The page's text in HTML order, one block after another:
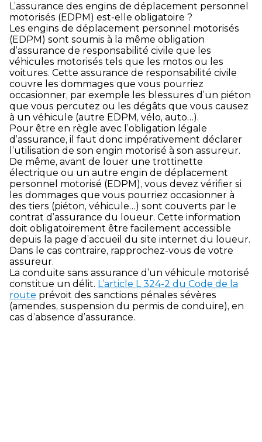
L’assurance des engins de déplacement personnel
motorisés (EDPM) est-elle obligatoire ?
Les engins de déplacement personnel motorisés
(EDPM) sont soumis à la même obligation
d’assurance de responsabilité civile que les
véhicules motorisés tels que les motos ou les
voitures. Cette assurance de responsabilité civile
couvre les dommages que vous pourriez
occasionner, par exemple les blessures d’un piéton
que vous percutez ou les dégâts que vous causez
à un véhicule (autre EDPM, vélo, auto…).
Pour être en règle avec l’obligation légale
d’assurance, il faut donc impérativement déclarer
l’utilisation de son engin motorisé à son assureur.
De même, avant de louer une trottinette
électrique ou un autre engin de déplacement
personnel motorisé (EDPM), vous devez vérifier si
les dommages que vous pourriez occasionner à
des tiers (piéton, véhicule…) sont couverts par le
contrat d’assurance du loueur. Cette information
doit obligatoirement être facilement accessible
depuis la page d’accueil du site internet du loueur.
Dans le cas contraire, rapprochez-vous de votre
assureur.
La conduite sans assurance d’un véhicule motorisé
constitue un délit. L’article L 324-2 du Code de la
route prévoit des sanctions pénales sévères
(amendes, suspension du permis de conduire), en
cas d’absence d’assurance.